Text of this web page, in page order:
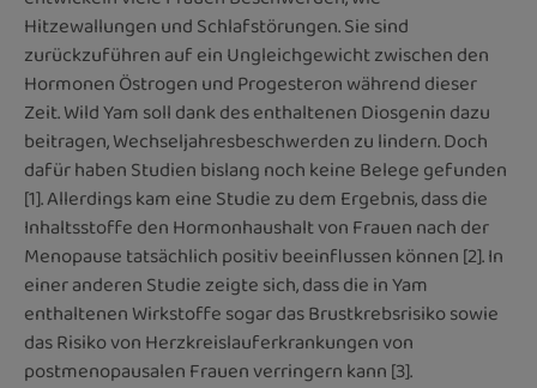
Hitzewallungen und Schlafstörungen. Sie sind
zurückzuführen auf ein Ungleichgewicht zwischen den
Hormonen Östrogen und Progesteron während dieser
Zeit. Wild Yam soll dank des enthaltenen Diosgenin dazu
beitragen, Wechseljahresbeschwerden zu lindern. Doch
dafür haben Studien bislang noch keine Belege gefunden
[1]. Allerdings kam eine Studie zu dem Ergebnis, dass die
Inhaltsstoffe den Hormonhaushalt von Frauen nach der
Menopause tatsächlich positiv beeinflussen können [2]. In
einer anderen Studie zeigte sich, dass die in Yam
enthaltenen Wirkstoffe sogar das Brustkrebsrisiko sowie
das Risiko von Herzkreislauferkrankungen von
postmenopausalen Frauen verringern kann [3].